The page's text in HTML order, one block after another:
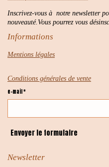
Inscrivez-vous à notre newsletter
nouveauté.Vous pourrez vous
Informations
Mentions légales
Conditions générales de vente
e-mail *
Envoyer le formulaire
Newsletter